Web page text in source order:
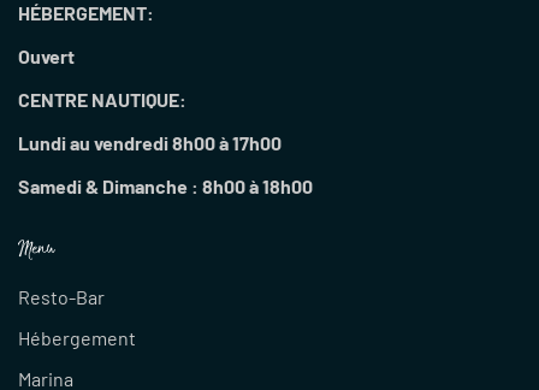
HÉBERGEMENT:
Ouvert
CENTRE NAUTIQUE:
Lundi au vendredi 8h00 à 17h00
Samedi & Dimanche : 8h00 à 18h00
Menu
Resto-Bar
Hébergement
Marina